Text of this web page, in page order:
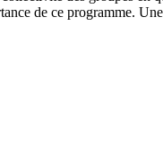
de ce programme.